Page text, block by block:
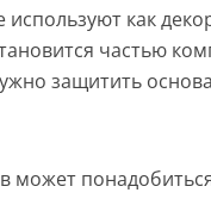
как
частью
защитить
может